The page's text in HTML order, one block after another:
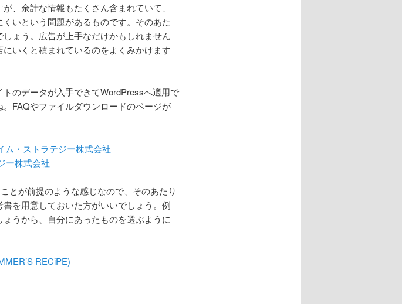
、余計な情報もたくさん含まれていて、
いという問題があるものです。そのあた
ょう。広告が上手なだけかもしれません
いくと積まれているのをよくみかけます
のデータが入手できてWordPressへ適用で
FAQやファイルダウンロードのページが
ム・ストラテジー株式会社
ー株式会社
とが前提のような感じなので、そのあたり
を用意しておいた方がいいでしょう。例
うから、自分にあったものを選ぶように
RECiPE)